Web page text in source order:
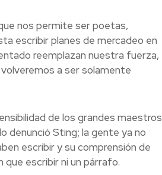
nos permite ser poetas,
escribir planes de mercadeo en
reemplazan nuestra fuerza,
a ser solamente
de los grandes maestros
denunció Sting; la gente ya no
escribir y su comprensión de
escribir ni un párrafo.